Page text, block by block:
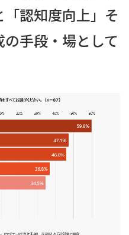
認知度向上」 そ
手段・場として